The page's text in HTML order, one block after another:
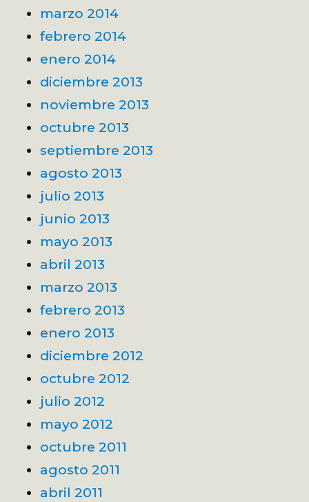
marzo 2014
febrero 2014
enero 2014
diciembre 2013
noviembre 2013
octubre 2013
septiembre 2013
agosto 2013
julio 2013
junio 2013
mayo 2013
abril 2013
marzo 2013
febrero 2013
enero 2013
diciembre 2012
octubre 2012
julio 2012
mayo 2012
octubre 2011
agosto 2011
abril 2011